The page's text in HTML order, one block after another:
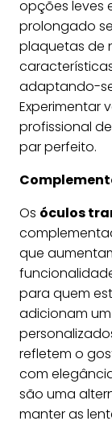
opções leves
prolongado
plaquetas de
adaptando-
Experimentar
profissional
par perfeito.
Os óculos
que
para quem
adicionam
refletem o
com
são uma
manter as